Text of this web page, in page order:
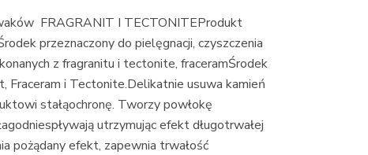
FRAGRANIT I TECTONITEProdukt
przeznaczony do pielęgnacji, czyszczenia
z fragranitu i tectonite, fraceramŚrodek
Fraceram i Tectonite.Delikatnie usuwa kamień
stałąochronę. Tworzy powłokę
utrzymując efekt długotrwałej
pożądany efekt, zapewnia trwałość